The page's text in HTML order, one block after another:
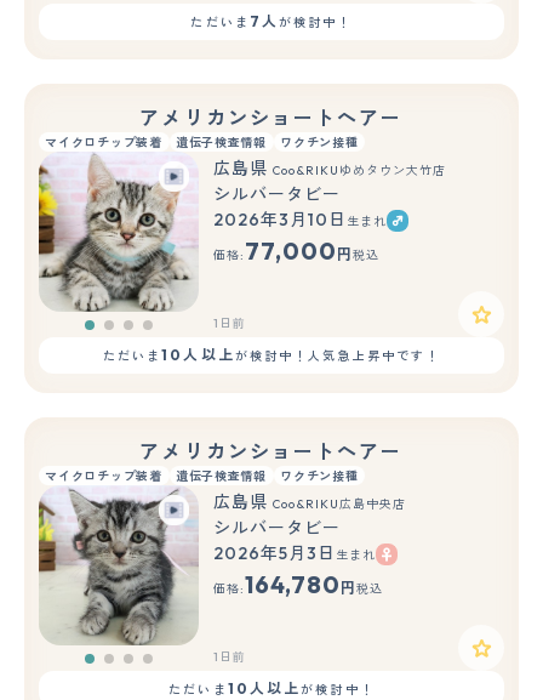
ただいま 7人が検討中！
アメリカンショートヘアー
マイクロチップ装着 遺伝子検査情報 ワクチン接種
広島県 Coo&RIKUゆめタウン大竹店
シルバータビー
2026年3月10日 生まれ
価格: 77,000 円 税込
1日前
ただいま10人以上が検討中！人気急上昇中です！
アメリカンショートヘアー
マイクロチップ装着 遺伝子検査情報 ワクチン接種
広島県 Coo&RIKU広島中央店
シルバータビー
2026年5月3日 生まれ
価格:164,780 円 税込
1日前
ただいま 10人以上が検討中！